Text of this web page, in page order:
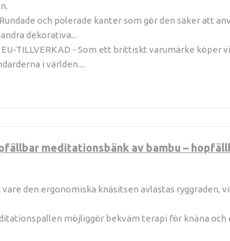
Rundade och polerade kanter som gör den säker att
dekorativa...
EU-TILLVERKAD - Som ett brittiskt varumärke köper
i världen....
meditationsbänk av bambu –
vare den ergonomiska knäsitsen avlastas ryggraden,
möjliggör bekväm terapi för knäna